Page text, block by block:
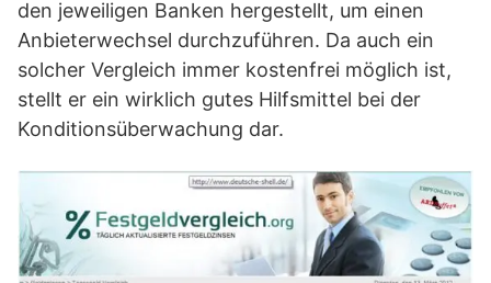
den jeweiligen Banken hergestellt, um einen
Anbieterwechsel durchzuführen. Da auch ein
solcher Vergleich immer kostenfrei möglich ist,
stellt er ein wirklich gutes Hilfsmittel bei der
Konditionsüberwachung dar.